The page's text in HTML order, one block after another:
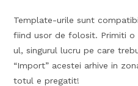
Template-urile sunt
fiind usor de folosit. Primiti o
ul, singurul lucru pe care
“Import” acestei arhive in
totul e pregatit!